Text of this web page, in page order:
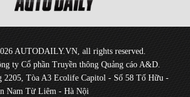
AUTODAILY.VN, all rights reserved.
ty Cổ phần Truyền thông Quảng cáo A&D.
2205, Tòa A3 Ecolife Capitol - Số 58 Tố Hữu -
Nam Từ Liêm - Hà Nội